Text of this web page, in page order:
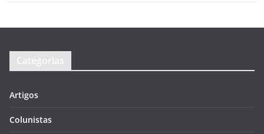
Categorias
Artigos
Colunistas